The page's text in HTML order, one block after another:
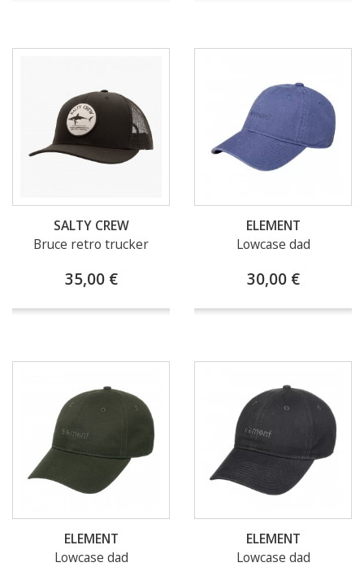
SALTY CREW
Bruce retro trucker
35,00 €
ELEMENT
Lowcase dad
30,00 €
ELEMENT
Lowcase dad
ELEMENT
Lowcase dad